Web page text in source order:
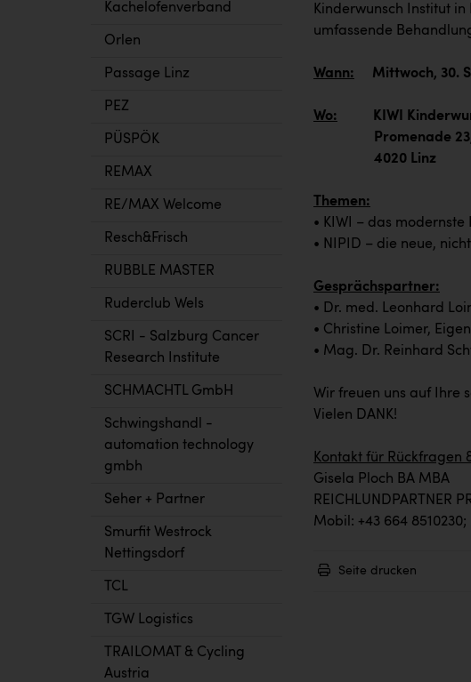
Kachelofenverband
Orlen
Passage Linz
PEZ
PÜSPÖK
REMAX
RE/MAX Welcome
Resch&Frisch
RUBBLE MASTER
Ruderclub Wels
SCRI - Salzburg Cancer
Research Institute
SCHMACHTL GmbH
Schwingshandl -
automation technology
gmbh
Seher + Partner
Smurfit Westrock
Nettingsdorf
TCL
TGW Logistics
TRAILOMAT & Cycling
Austria
Kinderwunsch Institut
umfassende
Wann: Mittwoch, 30.
Wo: KIWI
Promenade 23,
4020 Linz
Themen:
• KIWI – das
• NIPID – die neue,
Gesprächspartner:
• Dr. med. Leonhard
• Christine Loimer,
• Mag. Dr. Reinhard
Wir freuen uns auf Ihre
Vielen DANK!
Kontakt für Rückfragen
Gisela Ploch BA MBA
REICHLUNDPARTNER
Mobil: +43 664
Seite drucken